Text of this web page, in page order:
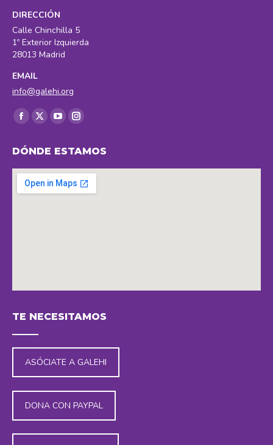
DIRECCIÓN
Calle Chinchilla 5
1º Exterior Izquierda
28013 Madrid
EMAIL
info@galehi.org
Encuéntranos en:
Facebook
opens
in
new
X
opens
in
new
YouTube
opens
in
new
Instagram
opens
in
new
DÓNDE ESTAMOS
TE NECESITAMOS
ASÓCIATE A GALEHI
DONA CON PAYPAL